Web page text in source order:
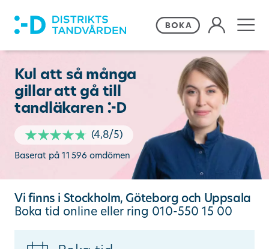
Våra behandlingar
Frågor och svar
Priser och erbjudanden
Om Distriktstandvården
Kontakta oss
Kul att så många
gillar att gå till
tandläkaren •
(4,8/5)
Baserat på 11 596 omdömen
Vi finns i Stockholm, Göteborg och Uppsala
Boka tid onlineeller ring 010-550 15 00